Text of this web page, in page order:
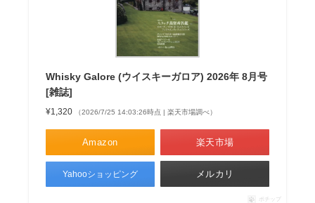
Whisky Galore (ウイスキーガロア) 2026年 8月号
[雑誌]
¥1,320 （2026/7/25 14:03:26時点 | 楽天市場調べ）
Amazon 楽天市場
Yahooショッピング メルカリ
ポチップ